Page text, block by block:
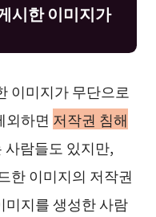
시한 이미지가
이미지가 무단으로
외하면 저작권 침해
사람들도 있지만,
한 이미지의 저작권
지를 생성한 사람